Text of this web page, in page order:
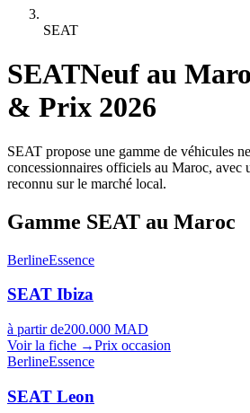
SEAT
SEATNeuf au
& Prix 2026
SEAT propose une gamme de véhicules
concessionnaires officiels au Maroc, avec
reconnu sur le marché local.
Gamme SEAT au Maroc
BerlineEssence
SEAT Ibiza
à partir de200.000 MAD
Voir la fiche →Prix occasion
BerlineEssence
SEAT Leon